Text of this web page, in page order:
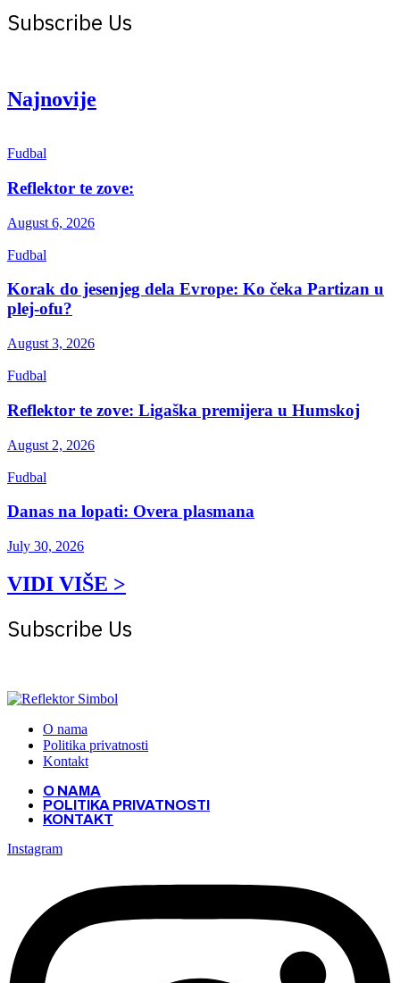
Subscribe Us
Najnovije
Fudbal
Reflektor te zove:
August 6, 2026
Fudbal
Korak do jesenjeg dela Evrope: Ko čeka Partizan u
plej-ofu?
August 3, 2026
Fudbal
Reflektor te zove: Ligaška premijera u Humskoj
August 2, 2026
Fudbal
Danas na lopati: Overa plasmana
July 30, 2026
VIDI VIŠE >
Subscribe Us
O nama
Politika privatnosti
Kontakt
O NAMA
POLITIKA PRIVATNOSTI
KONTAKT
Instagram